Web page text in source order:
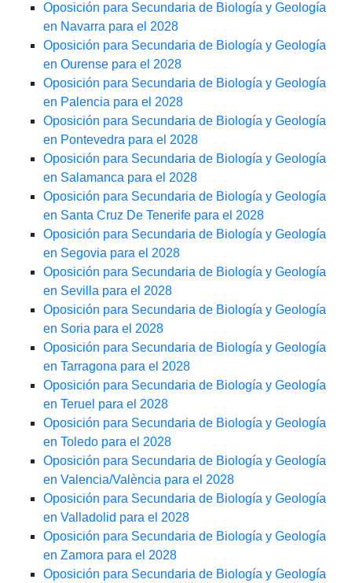
Oposición para Secundaria de Biología y Geología
en Navarra para el 2028
Oposición para Secundaria de Biología y Geología
en Ourense para el 2028
Oposición para Secundaria de Biología y Geología
en Palencia para el 2028
Oposición para Secundaria de Biología y Geología
en Pontevedra para el 2028
Oposición para Secundaria de Biología y Geología
en Salamanca para el 2028
Oposición para Secundaria de Biología y Geología
en Santa Cruz De Tenerife para el 2028
Oposición para Secundaria de Biología y Geología
en Segovia para el 2028
Oposición para Secundaria de Biología y Geología
en Sevilla para el 2028
Oposición para Secundaria de Biología y Geología
en Soria para el 2028
Oposición para Secundaria de Biología y Geología
en Tarragona para el 2028
Oposición para Secundaria de Biología y Geología
en Teruel para el 2028
Oposición para Secundaria de Biología y Geología
en Toledo para el 2028
Oposición para Secundaria de Biología y Geología
en Valencia/València para el 2028
Oposición para Secundaria de Biología y Geología
en Valladolid para el 2028
Oposición para Secundaria de Biología y Geología
en Zamora para el 2028
Oposición para Secundaria de Biología y Geología